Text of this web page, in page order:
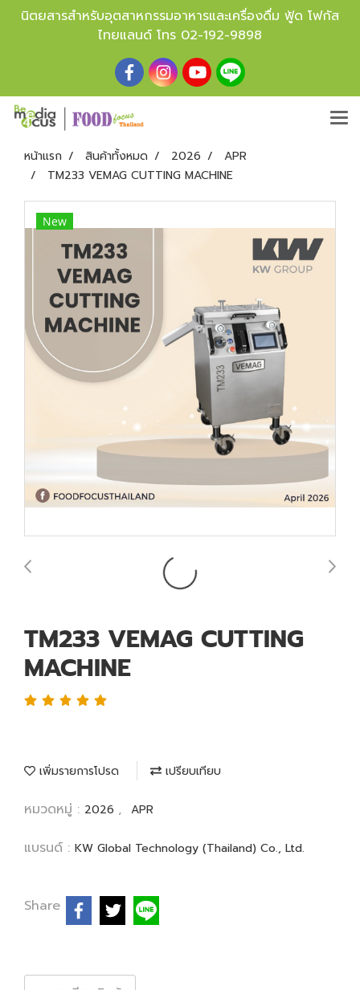
นิตยสารสำหรับอุตสาหกรรมอาหารและเครื่องดื่ม ฟู้ด โฟกัส
ไทยแลนด์ โทร 02-192-9898
หน้าแรก สินค้าทั้งหมด 2026
APR
TM233 VEMAG CUTTING MACHINE
New
TM233 VEMAG CUTTING
MACHINE
เพิ่มรายการโปรด เปรียบเทียบ
หมวดหมู่ : 2026 , APR
แบรนด์ : KW Global Technology (Thailand) Co., Ltd.
Share